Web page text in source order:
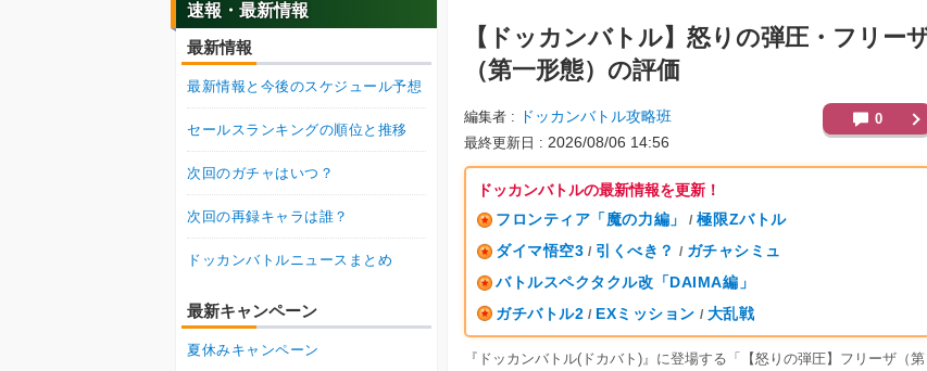
【ドッカンバトル】 怒りの弾圧・フリー
（第一形態）の評価
編集者 ドッカンバトル攻略班
最終更新日 2026/08/06 14:56
0
ドッカンバトルの最新情報を更新！
フロンティア「魔の力編」
/ 極限Zバトル
ダイマ悟空3 / 引くべき？ / ガチャシミュ
バトルスペクタクル改「DAIMA編」
ガチバトル2 / EXミッション / 大乱戦
『ドッカンバトル(ドカバト)』に登場する「【怒りの弾圧】フリーザ（第
速報・最新情報
最新情報
最新情報と今後のスケジュール予想
セールスランキングの順位と推移
次回のガチャはいつ？
次回の再録キャラは誰？
ドッカンバトルニュースまとめ
最新キャンペーン
夏休みキャンペーン